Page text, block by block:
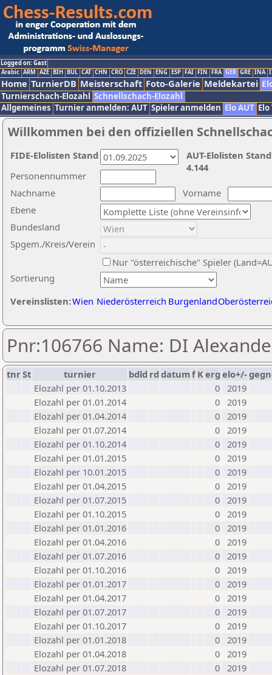
Logged on: Gast
Arabic ARM AZE BIH BUL CAT CHN CRO CZE DEN ENG ESP FAI FIN FRA GER GRE INA
Home TurnierDB Meisterschaft Foto-Galerie Meldekartei
Turnierschach-Elozahl Schnellschach-Elozahl
Allgemeines Turnier anmelden: AUT Spieler anmelden Elo AUT
Willkommen bei den offiziellen
Nachname
Vorname
Ebene
Sortierung
Personennummer
Bundesland
Spgem./Kreis/Verein
Nur "österreichische" Spieler
Vereinslisten:Wien Niederösterreich Burgenland
AUT-Elolisten
4.144
FIDE-Elolisten Stand
Pnr:106766 Name: DI
tnrSt turnier bdld rd datumf Kerg elo+/-
Elozahl per 01.10.2013
0 2019
Elozahl per 01.01.2014
0 2019
Elozahl per 01.04.2014
0 2019
Elozahl per 01.07.2014
0 2019
Elozahl per 01.10.2014
0 2019
Elozahl per 01.01.2015
0 2019
Elozahl per 10.01.2015
0 2019
Elozahl per 01.04.2015
0 2019
Elozahl per 01.07.2015
0 2019
Elozahl per 01.10.2015
0 2019
Elozahl per 01.01.2016
0 2019
Elozahl per 01.04.2016
0 2019
Elozahl per 01.07.2016
0 2019
Elozahl per 01.10.2016
0 2019
Elozahl per 01.01.2017
0 2019
Elozahl per 01.04.2017
0 2019
Elozahl per 01.07.2017
0 2019
Elozahl per 01.10.2017
0 2019
Elozahl per 01.01.2018
0 2019
Elozahl per 01.04.2018
0 2019
Elozahl per 01.07.2018
0 2019